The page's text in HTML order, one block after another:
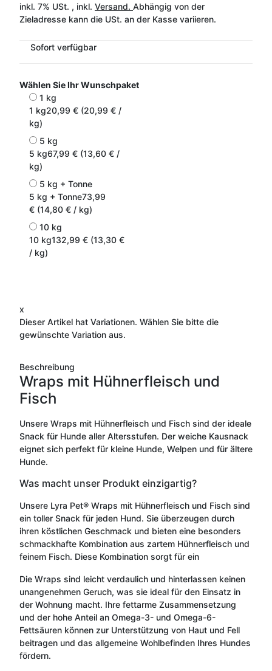
inkl. 7% USt. , inkl. Versand. Abhängig von der
Zieladresse kann die USt. an der Kasse variieren.
Sofort verfügbar
Wählen Sie Ihr Wunschpaket
1 kg
1 kg20,99 € (20,99 € /
kg)
5 kg
5 kg67,99 € (13,60 € /
kg)
5 kg + Tonne
5 kg + Tonne73,99
€ (14,80 € / kg)
10 kg
10 kg132,99 € (13,30 €
/ kg)
x
Dieser Artikel hat Variationen. Wählen Sie bitte die
gewünschte Variation aus.
Beschreibung
Wraps mit Hühnerfleisch und
Fisch
Unsere Wraps mit Hühnerfleisch und Fisch sind der ideale
Snack für Hunde aller Altersstufen. Der weiche Kausnack
eignet sich perfekt für kleine Hunde, Welpen und für ältere
Hunde.
Was macht unser Produkt einzigartig?
Unsere Lyra Pet® Wraps mit Hühnerfleisch und Fisch sind
ein toller Snack für jeden Hund. Sie überzeugen durch
ihren köstlichen Geschmack und bieten eine besonders
schmackhafte Kombination aus zartem Hühnerfleisch und
feinem Fisch. Diese Kombination sorgt für ein
Die Wraps sind leicht verdaulich und hinterlassen keinen
unangenehmen Geruch, was sie ideal für den Einsatz in
der Wohnung macht. Ihre fettarme Zusammensetzung
und der hohe Anteil an Omega-3- und Omega-6-
Fettsäuren können zur Unterstützung von Haut und Fell
beitragen und das allgemeine Wohlbefinden Ihres Hundes
fördern.